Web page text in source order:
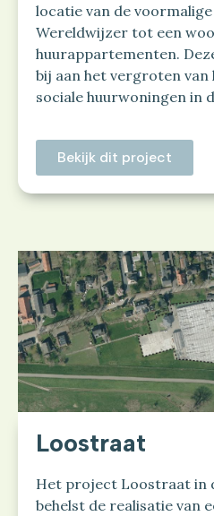
locatie van de
Wereldwijzer tot een
huurappartementen.
bij aan het vergroten van
sociale huurwoningen in
Bekijk dit project
Loostraat
Het project Loostraat in
behelst de realisatie van